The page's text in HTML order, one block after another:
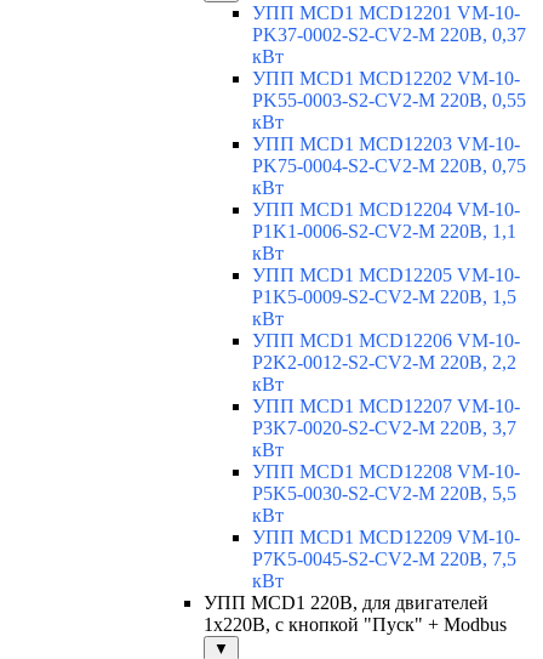
УПП MCD1 MCD12201 VM-10-
PK37-0002-S2-CV2-M 220В, 0,37
кВт
УПП MCD1 MCD12202 VM-10-
PK55-0003-S2-CV2-M 220В, 0,55
кВт
УПП MCD1 MCD12203 VM-10-
PK75-0004-S2-CV2-M 220В, 0,75
кВт
УПП MCD1 MCD12204 VM-10-
P1K1-0006-S2-CV2-M 220В, 1,1
кВт
УПП MCD1 MCD12205 VM-10-
P1K5-0009-S2-CV2-M 220В, 1,5
кВт
УПП MCD1 MCD12206 VM-10-
P2K2-0012-S2-CV2-M 220В, 2,2
кВт
УПП MCD1 MCD12207 VM-10-
P3K7-0020-S2-CV2-M 220В, 3,7
кВт
УПП MCD1 MCD12208 VM-10-
P5K5-0030-S2-CV2-M 220В, 5,5
кВт
УПП MCD1 MCD12209 VM-10-
P7K5-0045-S2-CV2-M 220В, 7,5
кВт
УПП MCD1 220В, для двигателей
1х220В, с кнопкой "Пуск" + Modbus
▼